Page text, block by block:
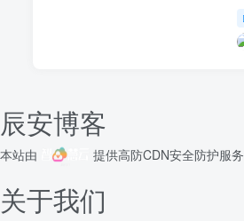
辰安博客
本站由 提供高防CDN安全防护服务
关于我们